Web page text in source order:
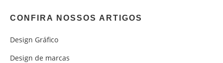
CONFIRA NOSSOS ARTIGOS
Design Gráfico
Design de marcas